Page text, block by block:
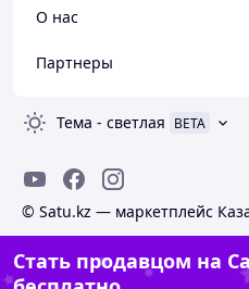
О нас
Партнеры
Тема - светлая BETA
© Satu.kz — маркетплейс
Стать продавцом на